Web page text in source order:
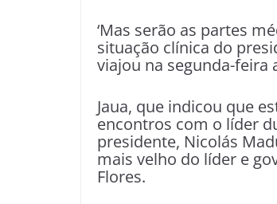
‘Mas serão as partes
situação clínica do
viajou na segunda-feira
Jaua, que indicou que
encontros com o líder
presidente, Nicolás
mais velho do líder e
Flores.